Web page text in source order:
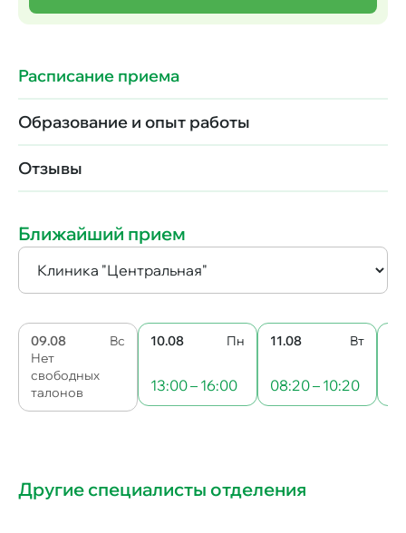
Расписание приема
Образование и опыт работы
Отзывы
Ближайший прием
09.08
Вс
Нет
свободных
талонов
10.08 Пн
13:00 – 16:00
11.08 Вт
08:20 – 10:20
Другие специалисты отделения